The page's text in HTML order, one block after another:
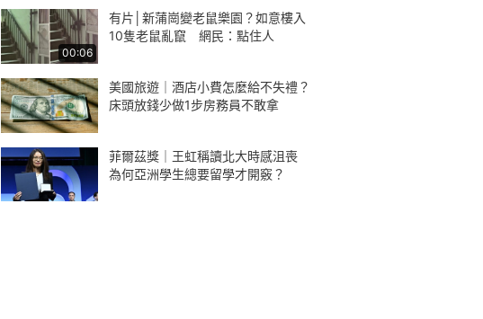
00:06
有片│新蒲崗變老鼠樂園？如意樓入
10隻老鼠亂竄 網民：點住人
美國旅遊｜酒店小費怎麼給不失禮？
床頭放錢少做1步房務員不敢拿
菲爾茲獎｜王虹稱讀北大時感沮喪
為何亞洲學生總要留學才開竅？